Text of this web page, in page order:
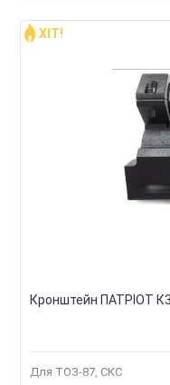
ХІТ!
Кронштейн ПАТРІОТ
Для ТОЗ-87, СКС